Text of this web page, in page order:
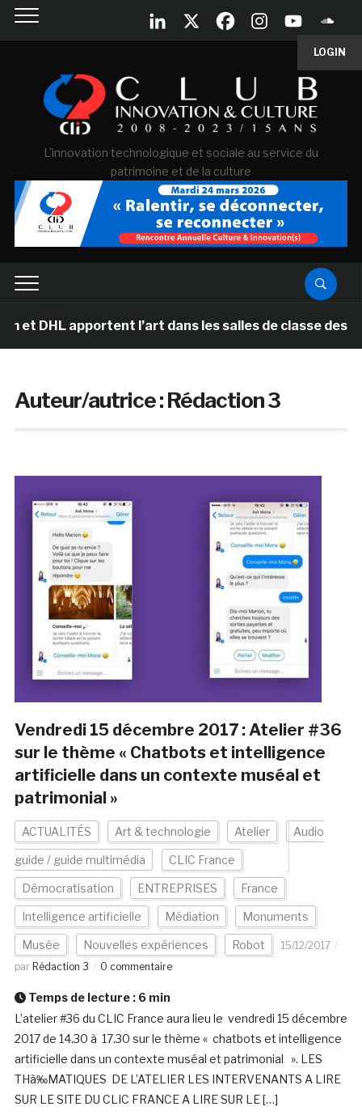
LOGIN
L'innovation technologique et sociale au service du
patrimoine et de la culture
apportent l’art dans les salles de classe des écoles
Auteur/autrice :Rédaction 3
Vendredi 15 décembre 2017 : Atelier #36
sur le thème « Chatbots et intelligence
artificielle dans un contexte muséal et
patrimonial »
ACTUALITÉS Art & technologie Atelier Audio
guide / guide multimédia CLIC France
Démocratisation ENTREPRISES France
Intelligence artificielle Médiation Monuments
Musée Nouvelles expériences Robot
15/12/2017
par Rédaction 3 0 commentaire
Temps de lecture : 6 min
L’atelier #36 du CLIC France aura lieu le vendredi 15 décembre
2017 de 14.30 à 17.30 sur le thème « chatbots et intelligence
artificielle dans un contexte muséal et patrimonial ». LES
THà‰MATIQUES DE L’ATELIER LES INTERVENANTS A LIRE
SUR LE SITE DU CLIC FRANCE A LIRE SUR LE […]